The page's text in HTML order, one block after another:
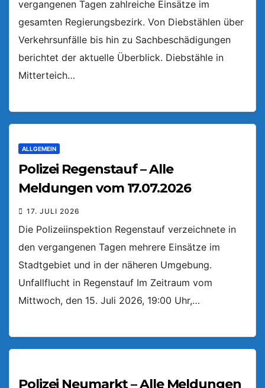
vergangenen Tagen zahlreiche Einsätze im
gesamten Regierungsbezirk. Von Diebstählen über
Verkehrsunfälle bis hin zu Sachbeschädigungen
berichtet der aktuelle Überblick. Diebstähle in
Mitterteich…
ALLGEMEIN
Polizei Regenstauf – Alle
Meldungen vom 17.07.2026
17. JULI 2026
Die Polizeiinspektion Regenstauf verzeichnete in
den vergangenen Tagen mehrere Einsätze im
Stadtgebiet und in der näheren Umgebung.
Unfallflucht in Regenstauf Im Zeitraum vom
Mittwoch, den 15. Juli 2026, 19:00 Uhr,…
Polizei Neumarkt – Alle Meldungen